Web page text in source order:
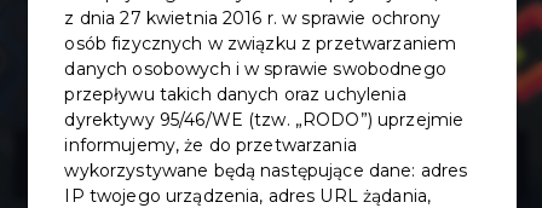
Park Trampolin
z dnia 27 kwietnia 2016 r. w sprawie ochrony
osób fizycznych w związku z przetwarzaniem
danych osobowych i w sprawie swobodnego
przepływu takich danych oraz uchylenia
dyrektywy 95/46/WE (tzw. „RODO”) uprzejmie
informujemy, że do przetwarzania
wykorzystywane będą następujące dane: adres
IP twojego urządzenia, adres URL żądania,